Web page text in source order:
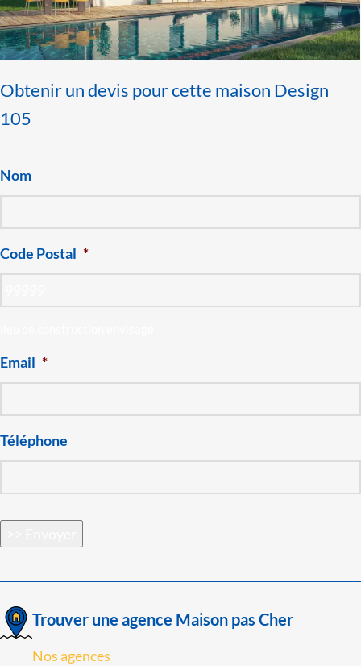
Obtenir un devis pour cette maison Design
105
Nom
Code Postal *
Email *
Téléphone
Trouver une agence Maison pas Cher
Nos agences